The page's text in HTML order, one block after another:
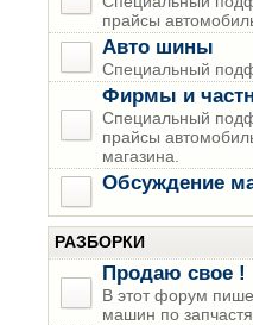
прайсы
Авто шины
Специальный
Фирмы и
Специальный
прайсы
магазина.
Обсуждение
РАЗБОРКИ
Продаю свое !
В этот форум
машин по